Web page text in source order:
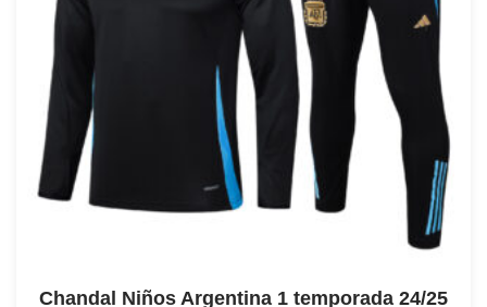
Chandal Niños Argentina 1 temporada 24/25